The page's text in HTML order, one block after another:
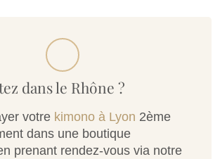
dans le Rhône ?
votre kimono à Lyon 2ème
dans une boutique
prenant rendez-vous via notre